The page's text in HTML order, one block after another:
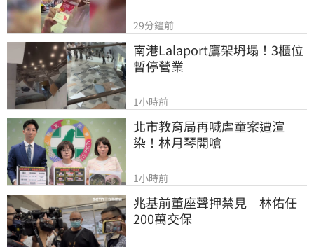
29分鐘前
南港Lalaport鷹架坍塌！3櫃位
暫停營業
1小時前
北市教育局再喊虐童案遭渲
染！林月琴開嗆
1小時前
兆基前董座聲押禁見　林佑任
200萬交保